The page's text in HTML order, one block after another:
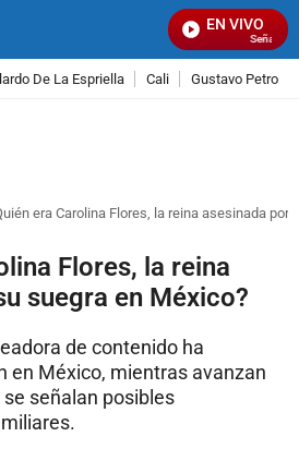
EN VIVO
Señal
De La Espriella Cali Gustavo Petro
era Carolina Flores, la reina asesinada por
Flores, la reina
suegra en México?
de contenido ha
en México, mientras avanzan
señalan posibles